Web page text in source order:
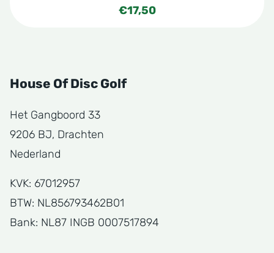
€17,50
House Of Disc Golf
Het Gangboord 33
9206 BJ, Drachten
Nederland
KVK: 67012957
BTW: NL856793462B01
Bank: NL87 INGB 0007517894